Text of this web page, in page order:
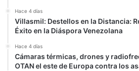
Hace 4 días
Villasmil: Destellos en la Distancia:
Éxito en la Diáspora Venezolana
Hace 4 días
Cámaras térmicas, drones y
OTAN el este de Europa contra los